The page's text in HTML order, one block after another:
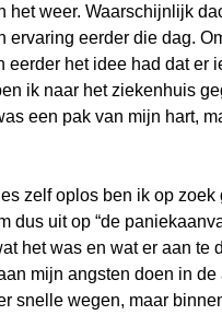
het weer. Waarschijnlijk
ervaring eerder die dag.
eerder het idee had dat er
ik naar het ziekenhuis
een pak van mijn hart,
zelf oplos ben ik op zoek
dus uit op “de
het was en wat er aan te
mijn angsten doen in de
snelle wegen, maar